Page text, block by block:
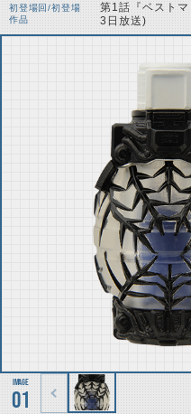
初登場回/初登場
作品
第1話『ベスト
3日放送)
01